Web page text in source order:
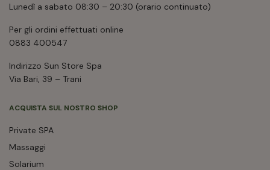
Lunedì a sabato 08:30 – 20:30 (orario continuato)
Per gli ordini effettuati online
0883 400547
Indirizzo Sun Store Spa
Via Bari, 39 – Trani
ACQUISTA SUL NOSTRO SHOP
Private SPA
Massaggi
Solarium